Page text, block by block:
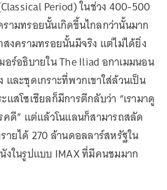
Period) ในช่วง 400-500
ามทรอยนั้นเกิดขึ้นไกลกว่านั้นมาก
งครามทรอยนั้นมีจริง แต่ไม่ได้ยิ่ง
ร์อธิบายใน The Iliad อกาเมมนอน
ละชุดเกราะที่พวกเขาใส่ล้วนเป็น
แสโซเชียลก็มีการตีกลับว่า “เรามาดู
ดี” แต่แล้วโนแลนก็สามารถสลัด
ายได้ 270 ล้านดอลลาร์สหรัฐใน
ในรูปแบบ IMAX ที่มีคนชมมาก